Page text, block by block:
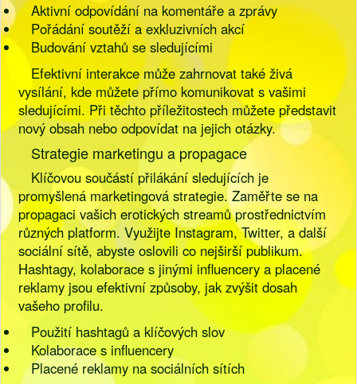
Aktivní odpovídání na komentáře a zprávy
Pořádání soutěží a exkluzivních akcí
Budování vztahů se sledujícími
Efektivní interakce může zahrnovat také živá
vysílání, kde můžete přímo komunikovat s vašimi
sledujícími. Při těchto příležitostech můžete představit
nový obsah nebo odpovídat na jejich otázky.
Strategie marketingu a propagace
Klíčovou součástí přilákání sledujících je
promyšlená marketingová strategie. Zaměřte se na
propagaci vašich erotických streamů prostřednictvím
různých platform. Využijte Instagram, Twitter, a další
sociální sítě, abyste oslovili co nejširší publikum.
Hashtagy, kolaborace s jinými influencery a placené
reklamy jsou efektivní způsoby, jak zvýšit dosah
vašeho profilu.
Použití hashtagů a klíčových slov
Kolaborace s influencery
Placené reklamy na sociálních sítích